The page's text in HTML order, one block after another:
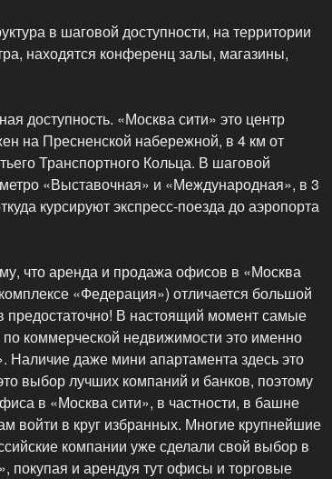
в шаговой доступности, на территории
находятся конференц залы, магазины,
доступность. «Москва сити» это центр
на Пресненской набережной, в 4 км от
Транспортного Кольца. В шаговой
«Выставочная» и «Международная», в 3
курсируют экспресс-поезда до аэропорта
что аренда и продажа офисов в «Москва
«Федерация») отличается большой
предостаточно! В настоящий момент самые
коммерческой недвижимости это именно
Наличие даже мини апартамента здесь это
выбор лучших компаний и банков, поэтому
в «Москва сити», в частности, в башне
войти в круг избранных. Многие крупнейшие
компании уже сделали свой выбор в
покупая и арендуя тут офисы и торговые